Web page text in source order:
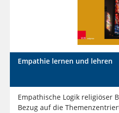
Empathie lernen und lehren
Empathische Logik religiöser
Bezug auf die